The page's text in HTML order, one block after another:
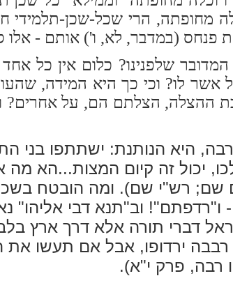
מחופתה, הרי שכל-שכן-תלמידי
(במדבר, לא, ו') אותם - אלו
שלפנינו? כלום אין כל אחד
אשר לו? וכי כך היא המידה,
ההצלה, הצלתם הם, על אחרים?
היא הנותנת: ישתתפו בני
יכול זה קיום המצות...הא מה
שם; רש"י שם). ומה הובטח
- ו"רדפתם"! וב"תנא דבי
דברי תורה אלא דרך ארץ
ירדופו, אבל אם תעשו את
רבה, פרק י"א).